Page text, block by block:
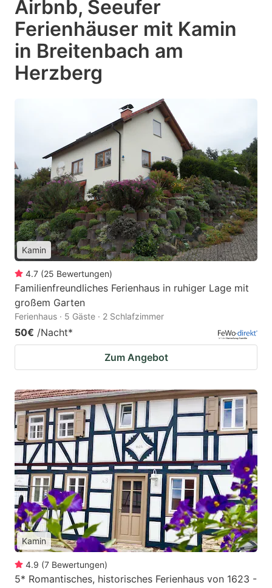
Airbnb, Seeufer
Ferienhäuser mit Kamin
in Breitenbach am
Herzberg
Kamin
4.7 (25 Bewertungen)
Familienfreundliches Ferienhaus in ruhiger Lage mit
großem Garten
Ferienhaus · 5 Gäste · 2 Schlafzimmer
50€ /Nacht*
Zum Angebot
Kamin
4.9 (7 Bewertungen)
5* Romantisches, historisches Ferienhaus von 1623 -